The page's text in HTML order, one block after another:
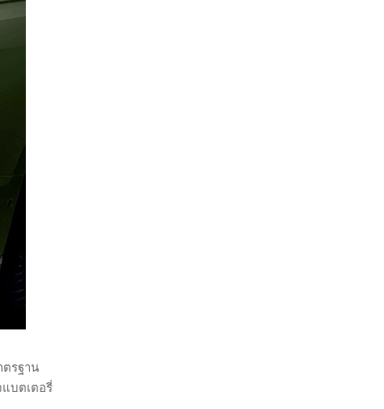
ตรฐาน
แบตเตอรี่